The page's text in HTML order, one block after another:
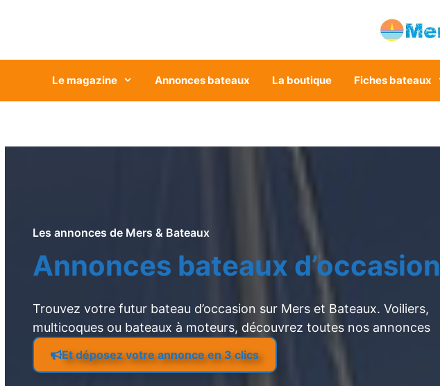
Le magazine Annonces bateaux La boutique Fiches bateaux
Les annonces de Mers & Bateaux
Annonces bateaux d’occasion
Trouvez votre futur bateau d’occasion sur Mers et Bateaux. Voiliers,
multicoques ou bateaux à moteurs, découvrez toutes nos annonces
Et déposez votre annonce en 3 clics